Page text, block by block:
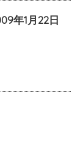
年1月22日